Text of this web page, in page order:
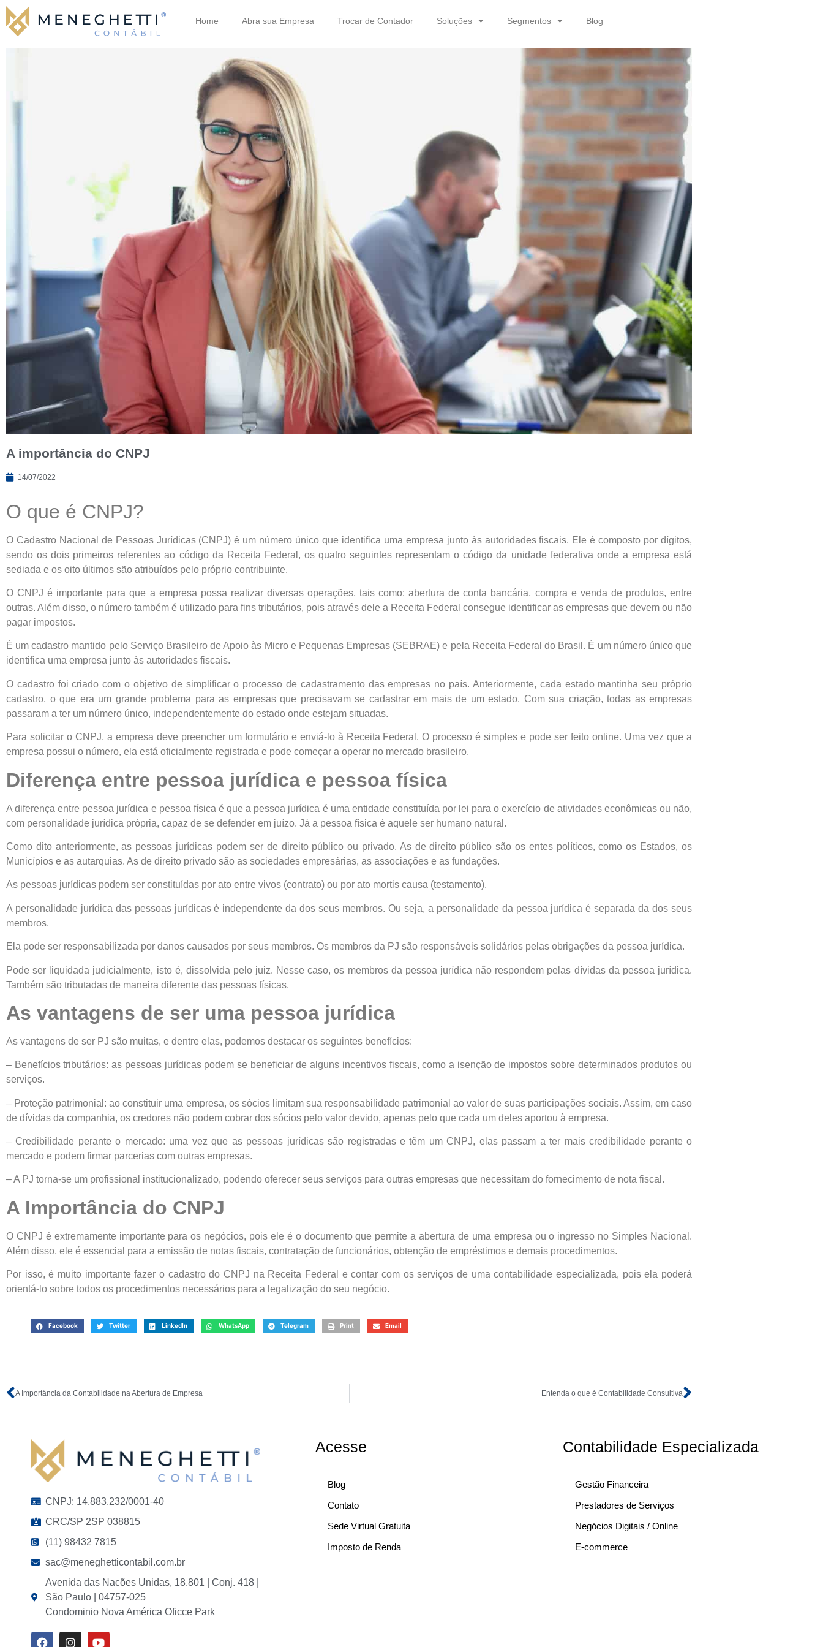
Home Abra sua Empresa Trocar de Contador Soluções Segmentos Blog
A importância do CNPJ
14/07/2022
O que é CNPJ?
O Cadastro Nacional de Pessoas Jurídicas (CNPJ) é um número único que identifica uma empresa junto às autoridades fiscais. Ele é composto por dígitos,
sendo os dois primeiros referentes ao código da Receita Federal, os quatro seguintes representam o código da unidade federativa onde a empresa está
sediada e os oito últimos são atribuídos pelo próprio contribuinte.
O CNPJ é importante para que a empresa possa realizar diversas operações, tais como: abertura de conta bancária, compra e venda de produtos, entre
outras. Além disso, o número também é utilizado para fins tributários, pois através dele a Receita Federal consegue identificar as empresas que devem ou não
pagar impostos.
É um cadastro mantido pelo Serviço Brasileiro de Apoio às Micro e Pequenas Empresas (SEBRAE) e pela Receita Federal do Brasil. É um número único que
identifica uma empresa junto às autoridades fiscais.
O cadastro foi criado com o objetivo de simplificar o processo de cadastramento das empresas no país. Anteriormente, cada estado mantinha seu próprio
cadastro, o que era um grande problema para as empresas que precisavam se cadastrar em mais de um estado. Com sua criação, todas as empresas
passaram a ter um número único, independentemente do estado onde estejam situadas.
Para solicitar o CNPJ, a empresa deve preencher um formulário e enviá-lo à Receita Federal. O processo é simples e pode ser feito online. Uma vez que a
empresa possui o número, ela está oficialmente registrada e pode começar a operar no mercado brasileiro.
Diferença entre pessoa jurídica e pessoa física
A diferença entre pessoa jurídica e pessoa física é que a pessoa jurídica é uma entidade constituída por lei para o exercício de atividades econômicas ou não,
com personalidade jurídica própria, capaz de se defender em juízo. Já a pessoa física é aquele ser humano natural.
Como dito anteriormente, as pessoas jurídicas podem ser de direito público ou privado. As de direito público são os entes políticos, como os Estados, os
Municípios e as autarquias. As de direito privado são as sociedades empresárias, as associações e as fundações.
As pessoas jurídicas podem ser constituídas por ato entre vivos (contrato) ou por ato mortis causa (testamento).
A personalidade jurídica das pessoas jurídicas é independente da dos seus membros. Ou seja, a personalidade da pessoa jurídica é separada da dos seus
membros.
Ela pode ser responsabilizada por danos causados por seus membros. Os membros da PJ são responsáveis solidários pelas obrigações da pessoa jurídica.
Pode ser liquidada judicialmente, isto é, dissolvida pelo juiz. Nesse caso, os membros da pessoa jurídica não respondem pelas dívidas da pessoa jurídica.
Também são tributadas de maneira diferente das pessoas físicas.
As vantagens de ser uma pessoa jurídica
As vantagens de ser PJ são muitas, e dentre elas, podemos destacar os seguintes benefícios:
– Benefícios tributários: as pessoas jurídicas podem se beneficiar de alguns incentivos fiscais, como a isenção de impostos sobre determinados produtos ou
serviços.
– Proteção patrimonial: ao constituir uma empresa, os sócios limitam sua responsabilidade patrimonial ao valor de suas participações sociais. Assim, em caso
de dívidas da companhia, os credores não podem cobrar dos sócios pelo valor devido, apenas pelo que cada um deles aportou à empresa.
– Credibilidade perante o mercado: uma vez que as pessoas jurídicas são registradas e têm um CNPJ, elas passam a ter mais credibilidade perante o
mercado e podem firmar parcerias com outras empresas.
– A PJ torna-se um profissional institucionalizado, podendo oferecer seus serviços para outras empresas que necessitam do fornecimento de nota fiscal.
A Importância do CNPJ
O CNPJ é extremamente importante para os negócios, pois ele é o documento que permite a abertura de uma empresa ou o ingresso no Simples Nacional.
Além disso, ele é essencial para a emissão de notas fiscais, contratação de funcionários, obtenção de empréstimos e demais procedimentos.
Por isso, é muito importante fazer o cadastro do CNPJ na Receita Federal e contar com os serviços de uma contabilidade especializada, pois ela poderá
orientá-lo sobre todos os procedimentos necessários para a legalização do seu negócio.
Facebook Twitter LinkedIn WhatsApp Telegram Print Email
A Importância da Contabilidade na Abertura de Empresa Entenda o que é Contabilidade Consultiva
CNPJ: 14.883.232/0001-40
CRC/SP 2SP 038815
(11) 98432 7815
sac@meneghetticontabil.com.br
Avenida das Nacões Unidas, 18.801 | Conj. 418 |
São Paulo | 04757-025
Condominio Nova América Oficce Park
Acesse
Blog
Contato
Sede Virtual Gratuita
Imposto de Renda
Contabilidade Especializada
Gestão Financeira
Prestadores de Serviços
Negócios Digitais / Online
E-commerce